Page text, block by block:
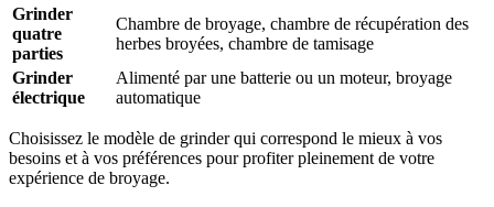
Grinder
quatre
parties
Chambre de broyage, chambre de récupération des
herbes broyées, chambre de tamisage
Grinder
électrique
Alimenté par une batterie ou un moteur, broyage
automatique
Choisissez le modèle de grinder qui correspond le mieux à vos
besoins et à vos préférences pour profiter pleinement de votre
expérience de broyage.